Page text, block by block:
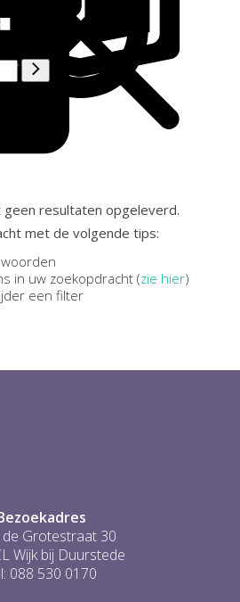
resultaten opgeleverd.
met de volgende tips:
in uw zoekopdracht (zie hier)
een filter
de Grotestraat 30
Wijk bij Duurstede
088 530 0170